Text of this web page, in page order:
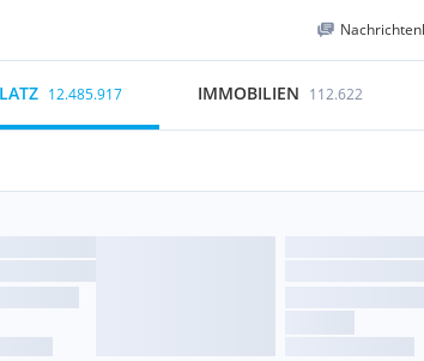
Nachrichten
12.485.917 IMMOBILIEN 112.622